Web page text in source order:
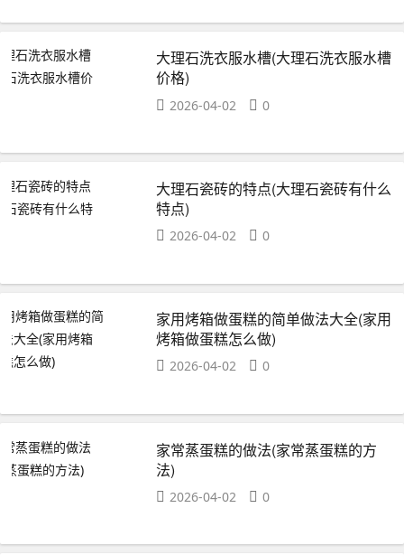
大理石洗衣服水槽(大理石洗衣服水槽
价格)
2026-04-02 0
大理石瓷砖的特点(大理石瓷砖有什么
特点)
2026-04-02 0
家用烤箱做蛋糕的简单做法大全(家用
烤箱做蛋糕怎么做)
2026-04-02 0
家常蒸蛋糕的做法(家常蒸蛋糕的方
法)
2026-04-02 0